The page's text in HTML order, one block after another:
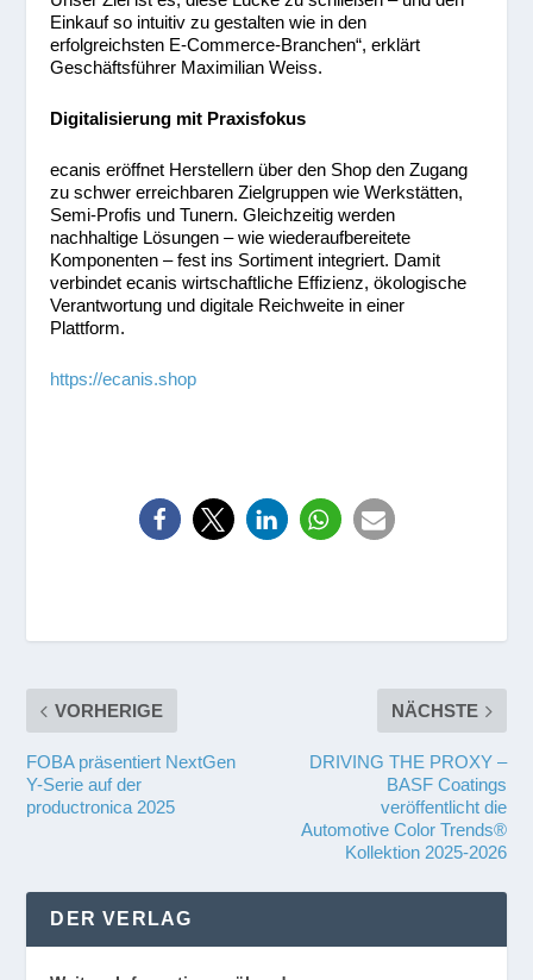
Einkauf so intuitiv zu gestalten wie in den
erfolgreichsten E-Commerce-Branchen“, erklärt
Geschäftsführer Maximilian Weiss.
Digitalisierung mit Praxisfokus
ecanis eröffnet Herstellern über den Shop den Zugang
zu schwer erreichbaren Zielgruppen wie Werkstätten,
Semi-Profis und Tunern. Gleichzeitig werden
nachhaltige Lösungen – wie wiederaufbereitete
Komponenten – fest ins Sortiment integriert. Damit
verbindet ecanis wirtschaftliche Effizienz, ökologische
Verantwortung und digitale Reichweite in einer
Plattform.
https://ecanis.shop
VORHERIGE
FOBA präsentiert NextGen
Y-Serie auf der
productronica 2025
NÄCHSTE
DRIVING THE PROXY –
BASF Coatings
veröffentlicht die
Automotive Color Trends®
Kollektion 2025-2026
DER VERLAG